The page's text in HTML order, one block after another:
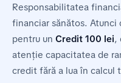
Responsabilitatea
financiar sănătos. Atunci
pentru un Credit 100 lei,
atenție capacitatea de
credit fără a lua în